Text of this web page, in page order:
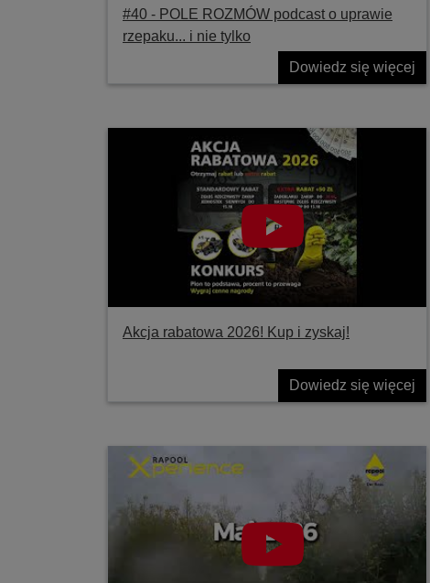
#40 ‐ POLE ROZMÓW podcast o uprawie
rzepaku... i nie tylko
Dowiedz się więcej
Akcja rabatowa 2026! Kup i zyskaj!
Dowiedz się więcej